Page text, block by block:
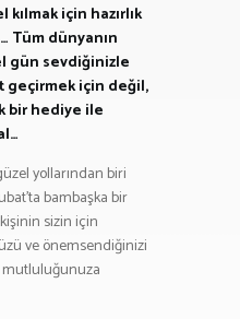
için hazırlık
Tüm dünyanın
gün sevdiğinizle
geçirmek için değil,
bir hediye ile
yollarından biri
bambaşka bir
sizin için
ve önemsendiğinizi